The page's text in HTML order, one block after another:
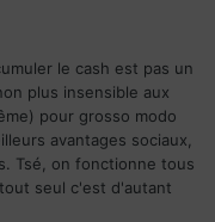
est possible de
ne bois plus que ces
au goût d'eau. En
jusqu'à la
de semaine
c'est une
découvrir les régions
spécialités. Pour
le cash est pas un
plus insensible aux
pour grosso modo
avantages sociaux,
Tsé, on fonctionne tous
seul c'est d'autant